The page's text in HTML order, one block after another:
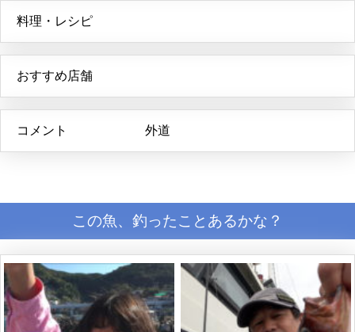
料理・レシピ
おすすめ店舗
コメント 外道
この魚、釣ったことあるかな？